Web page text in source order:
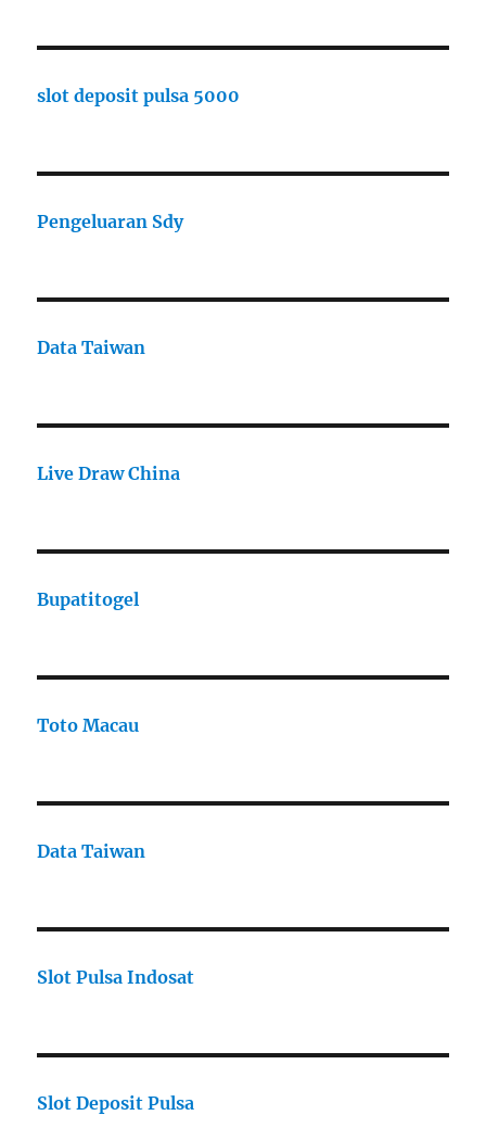
slot deposit pulsa 5000
Pengeluaran Sdy
Data Taiwan
Live Draw China
Bupatitogel
Toto Macau
Data Taiwan
Slot Pulsa Indosat
Slot Deposit Pulsa